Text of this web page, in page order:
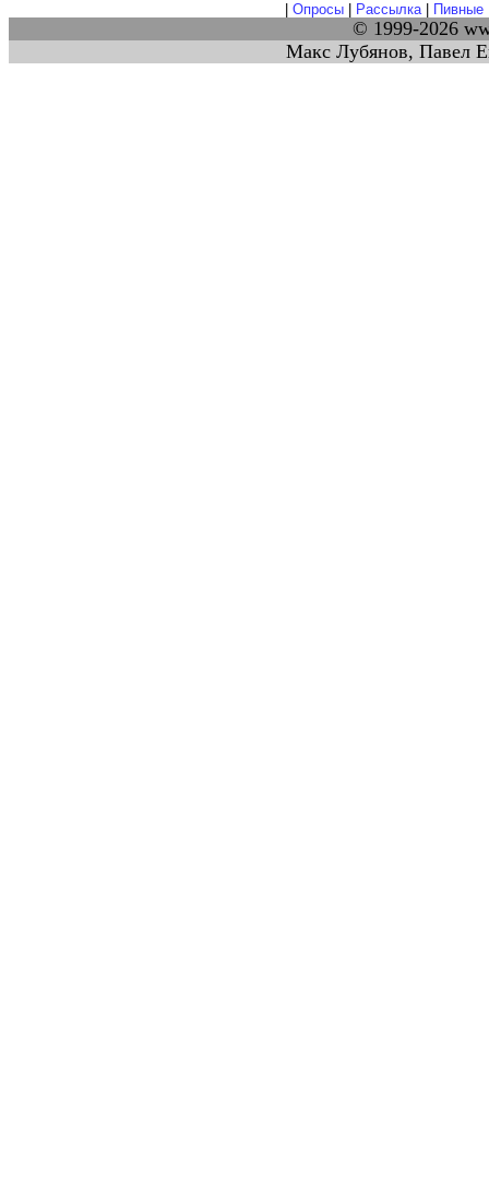
Опросы| Рассылка| Пивные
© 1999-2026
Макс Лубянов, Павел